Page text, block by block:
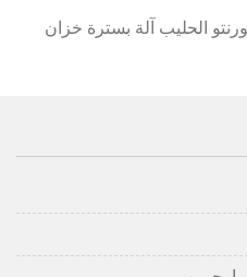
الحليب آلة بسترة خزان